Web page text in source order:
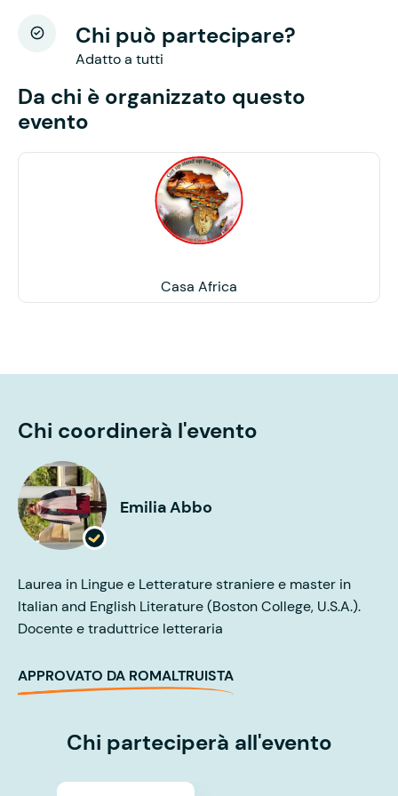
Chi può partecipare?
Adatto a tutti
Da chi è organizzato questo
evento
Casa Africa
Chi coordinerà l'evento
Emilia Abbo
Laurea in Lingue e Letterature straniere e master in
Italian and English Literature (Boston College, U.S.A.).
Docente e traduttrice letteraria
APPROVATO DA ROMALTRUISTA
Chi parteciperà all'evento